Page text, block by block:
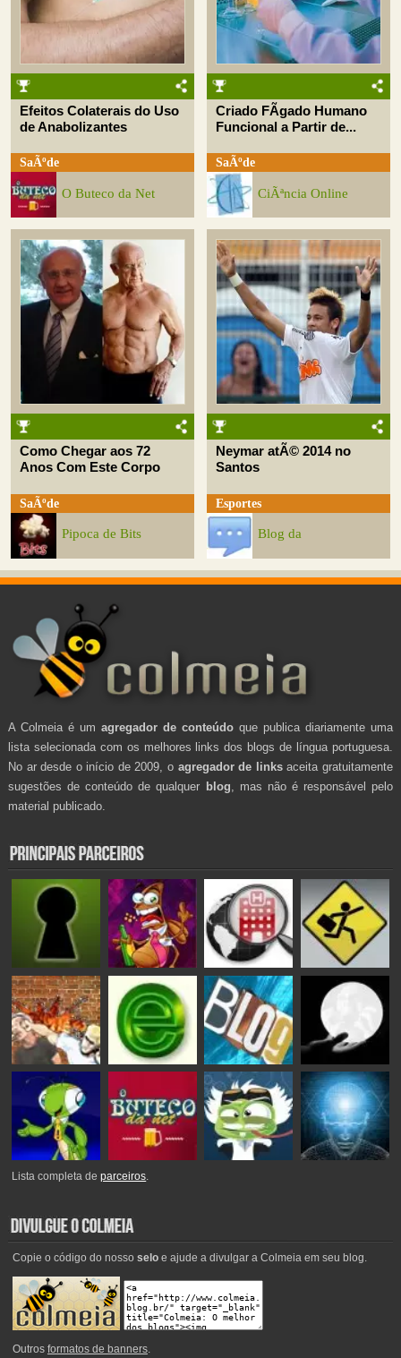
Efeitos Colaterais do Uso
de Anabolizantes
SaÃºde
O Buteco da Net
Criado FÃ­gado Humano
Funcional a Partir de...
SaÃºde
CiÃªncia Online
Como Chegar aos 72
Anos Com Este Corpo
SaÃºde
Pipoca de Bits
Neymar atÃ© 2014 no
Santos
Esportes
Blog da
A Colmeia é um agregador de conteúdo que publica diariamente uma
lista selecionada com os melhores links dos blogs de língua portuguesa.
No ar desde o início de 2009, o agregador de linksaceita gratuitamente
sugestões de conteúdo de qualquer blog , mas não é responsável pelo
material publicado.
Lista completa deparceiros.
Copie o código do nosso seloe ajude a divulgar a Colmeia em seu blog.
Outros formatos de banners.